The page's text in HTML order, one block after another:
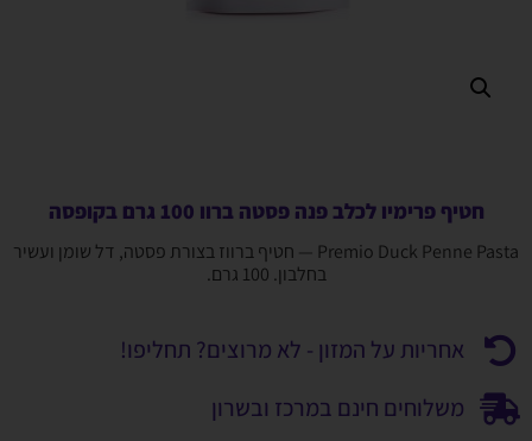
חטיף פרימיו לכלב פנה פסטה ברוו 100 גרם בקופסה
Premio Duck Penne Pasta — חטיף ברווז בצורת פסטה, דל שומן ועשיר
בחלבון. 100 גרם.
אחריות על המזון - לא מרוצים? תחליפו!
משלוחים חינם במרכז ובשרון